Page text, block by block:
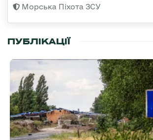
Морська Піхота ЗСУ
ПУБЛІКАЦІЇ